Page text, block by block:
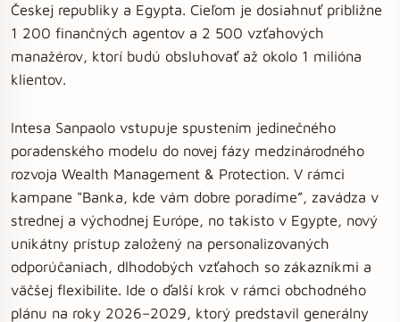
Českej republiky a Egypta. Cieľom je dosiahnuť približne
1 200 finančných agentov a 2 500 vzťahových
manažérov, ktorí budú obsluhovať až okolo 1 milióna
klientov.
Intesa Sanpaolo vstupuje spustením jedinečného
poradenského modelu do novej fázy medzinárodného
rozvoja Wealth Management & Protection. V rámci
kampane "Banka, kde vám dobre poradíme”, zavádza v
strednej a východnej Európe, no takisto v Egypte, nový
unikátny prístup založený na personalizovaných
odporúčaniach, dlhodobých vzťahoch so zákazníkmi a
väčšej flexibilite. Ide o ďalší krok v rámci obchodného
plánu na roky 2026–2029, ktorý predstavil generálny